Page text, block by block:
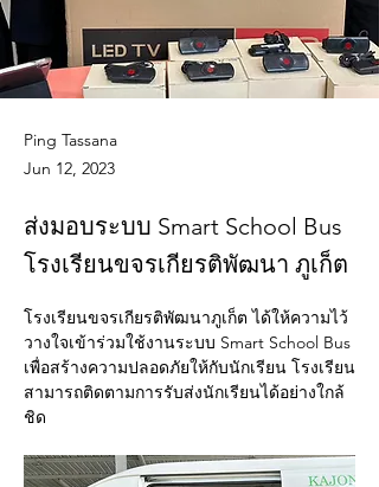
Ping Tassana
Jun 12, 2023
ส่งมอบระบบ Smart School Bus
โรงเรียนขจรเกียรติพัฒนา ภูเก็ต
โรงเรียนขจรเกียรติพัฒนาภูเก็ต ได้ให้ความไว้
วางใจเข้าร่วมใช้งานระบบ Smart School Bus
เพื่อสร้างความปลอดภัยให้กับนักเรียน โรงเรียน
สามารถติดตามการรับส่งนักเรียนได้อย่างใกล้
ชิด